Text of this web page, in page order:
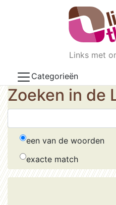
Skip to main content
Links met
Categorieën
Zoeken in de
een van de woorden
exacte match